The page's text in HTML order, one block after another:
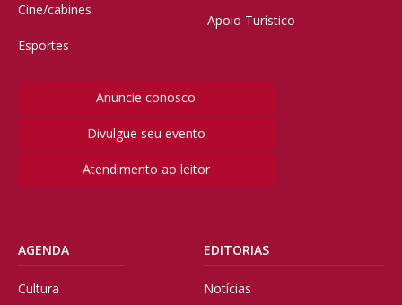
Cine/cabines
Esportes
Apoio Turístico
Anuncie conosco
Divulgue seu evento
Atendimento ao leitor
AGENDA
Cultura
EDITORIAS
Notícias